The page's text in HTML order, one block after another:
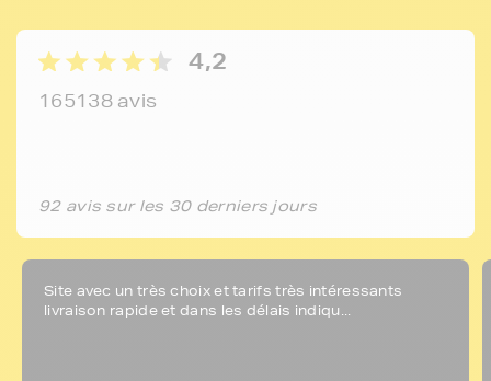
4,2
165138 avis
92 avis sur les 30 derniers jours
Site avec un très choix et tarifs très intéressants
livraison rapide et dans les délais indiqu...